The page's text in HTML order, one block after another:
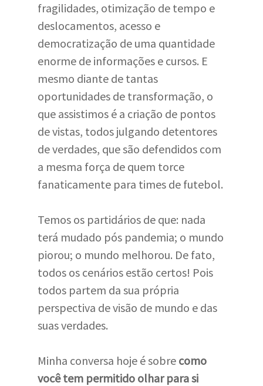
fragilidades, otimização de tempo e
deslocamentos, acesso e
democratização de uma quantidade
enorme de informações e cursos. E
mesmo diante de tantas
oportunidades de transformação, o
que assistimos é a criação de pontos
de vistas, todos julgando detentores
de verdades, que são defendidos com
a mesma força de quem torce
fanaticamente para times de futebol.
Temos os partidários de que: nada
terá mudado pós pandemia; o mundo
piorou; o mundo melhorou. De fato,
todos os cenários estão certos! Pois
todos partem da sua própria
perspectiva de visão de mundo e das
suas verdades.
Minha conversa hoje é sobre como
você tem permitido olhar para si